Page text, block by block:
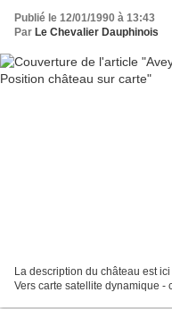
Publié le 12/01/1990 à 13:43
Par Le Chevalier Dauphinois
La description du château est
Vers carte satellite dynamique -